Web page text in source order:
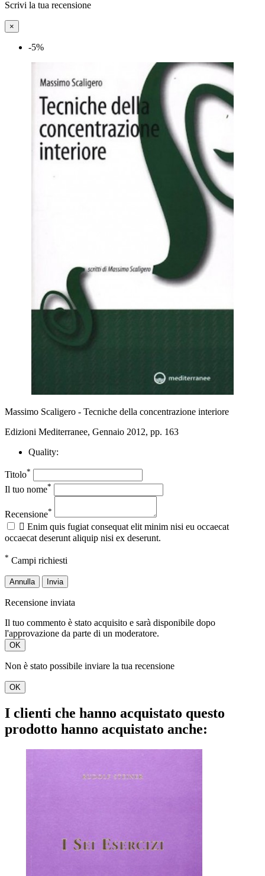
Scrivi la tua recensione
×
-5%
Massimo Scaligero - Tecniche della concentrazione interiore
Edizioni Mediterranee, Gennaio 2012, pp. 163
Quality:
Titolo*
Il tuo nome*
Recensione*
 Enim quis fugiat consequat elit minim nisi eu occaecat
occaecat deserunt aliquip nisi ex deserunt.
* Campi richiesti
Annulla Invia
Recensione inviata
Il tuo commento è stato acquisito e sarà disponibile dopo
l'approvazione da parte di un moderatore.
OK
Non è stato possibile inviare la tua recensione
OK
I clienti che hanno acquistato questo
prodotto hanno acquistato anche: